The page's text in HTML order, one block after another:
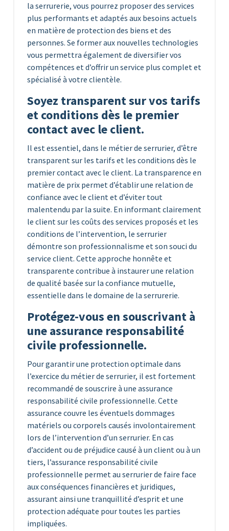
la serrurerie, vous pourrez proposer des services
plus performants et adaptés aux besoins actuels
en matière de protection des biens et des
personnes. Se former aux nouvelles technologies
vous permettra également de diversifier vos
compétences et d’offrir un service plus complet et
spécialisé à votre clientèle.
Soyez transparent sur vos tarifs
et conditions dès le premier
contact avec le client.
Il est essentiel, dans le métier de serrurier, d’être
transparent sur les tarifs et les conditions dès le
premier contact avec le client. La transparence en
matière de prix permet d’établir une relation de
confiance avec le client et d’éviter tout
malentendu par la suite. En informant clairement
le client sur les coûts des services proposés et les
conditions de l’intervention, le serrurier
démontre son professionnalisme et son souci du
service client. Cette approche honnête et
transparente contribue à instaurer une relation
de qualité basée sur la confiance mutuelle,
essentielle dans le domaine de la serrurerie.
Protégez-vous en souscrivant à
une assurance responsabilité
civile professionnelle.
Pour garantir une protection optimale dans
l’exercice du métier de serrurier, il est fortement
recommandé de souscrire à une assurance
responsabilité civile professionnelle. Cette
assurance couvre les éventuels dommages
matériels ou corporels causés involontairement
lors de l’intervention d’un serrurier. En cas
d’accident ou de préjudice causé à un client ou à un
tiers, l’assurance responsabilité civile
professionnelle permet au serrurier de faire face
aux conséquences financières et juridiques,
assurant ainsi une tranquillité d’esprit et une
protection adéquate pour toutes les parties
impliquées.